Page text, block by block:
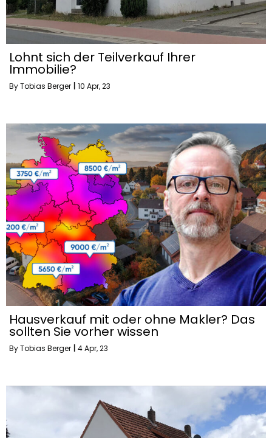
Lohnt sich der Teilverkauf Ihrer
Immobilie?
ByTobias Berger 10 Apr, 23
Hausverkauf mit oder ohne Makler? Das
sollten Sie vorher wissen
ByTobias Berger 4Apr, 23